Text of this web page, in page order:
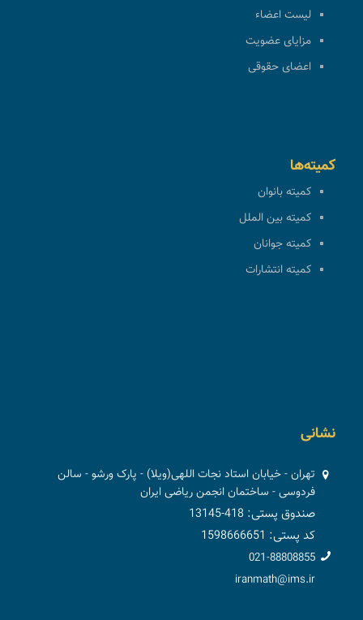
لیست اعضاء
مزایای عضویت
اعضای حقوقی
کمیته‌ها
کمیته بانوان
کمیته بین الملل
کمیته جوانان
کمیته انتشارات
نشانی
تهران - خیابان استاد نجات اللهی(ویلا) - پارک ورشو - سالن
فردوسی - ساختمان انجمن ریاضی ایران
صندوق پستی: 418-13145
کد پستی: 1598666651
021-88808855
iranmath@ims.ir